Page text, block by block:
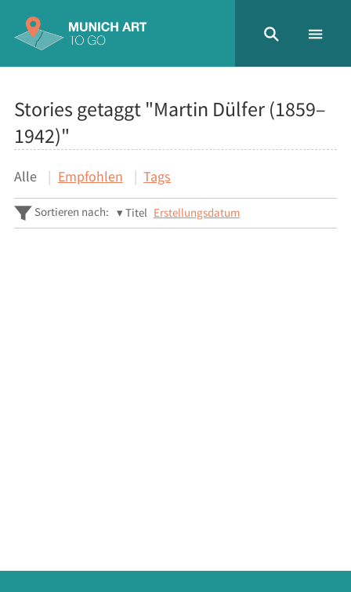
Stories getaggt "Martin Dülfer (1859–
1942)"
Alle Empfohlen Tags
Sortieren nach: Titel Erstellungsdatum